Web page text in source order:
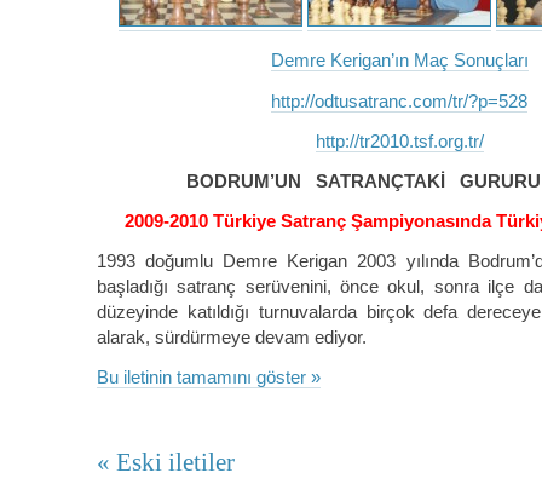
Demre Kerigan’ın Maç Sonuçları
http://odtusatranc.com/tr/?p=528
http://tr2010.tsf.org.tr/
BODRUM’UN SATRANÇTAKİ
2009-2010 Türkiye Satranç Şampiyonasında
1993 doğumlu Demre Kerigan 2003 yılında
başladığı satranç serüvenini, önce okul, sonra ilçe
düzeyinde katıldığı turnuvalarda birçok defa
alarak, sürdürmeye devam ediyor.
Bu iletinin tamamını göster »
« Eski iletiler